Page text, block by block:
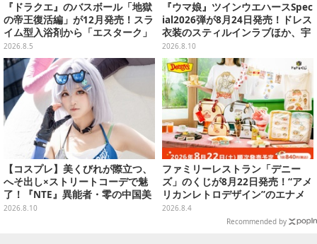
『ドラクエ』のバスボール「地獄
の帝王復活編」が12月発売！スラ
イム型入浴剤から「エスターク」
「デスピサロ」ら6体が飛び出す
2026.8.5
『ウマ娘』ツインウエハースSpec
ial2026弾が8月24日発売！ドレス
衣装のスティルインラブほか、宇
宙走娘<コスモピュエラ>など全30
種
2026.8.10
【コスプレ】美くびれが際立つ、
へそ出し×ストリートコーデで魅
了！『NTE』異能者・零の中国美
女レイヤーが美しすぎた【写真10
2026.8.10
ファミリーレストラン「デニー
ズ」のくじが8月22日発売！“アメ
リカンレトロデザイン”のエナメ
ルバッグやTシャツなど、日常使
いできるグッズを用意
2026.8.4
Recommended by